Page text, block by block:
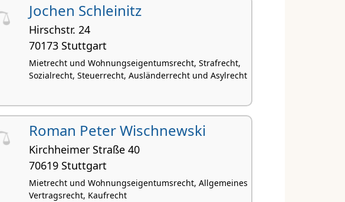
Jochen Schleinitz
Hirschstr. 24
70173 Stuttgart
Mietrecht und Wohnungseigentumsrecht, Strafrecht,
Sozialrecht, Steuerrecht, Ausländerrecht und Asylrecht
Roman Peter Wischnewski
Kirchheimer Straße 40
70619 Stuttgart
Mietrecht und Wohnungseigentumsrecht, Allgemeines
Vertragsrecht, Kaufrecht